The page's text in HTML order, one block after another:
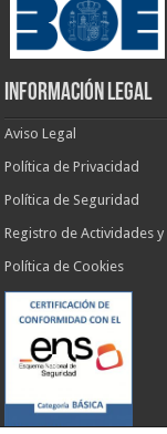
INFORMACIÓN LEGAL
Aviso Legal
Política de Privacidad
Política de Seguridad
Registro de Actividades
Política de Cookies